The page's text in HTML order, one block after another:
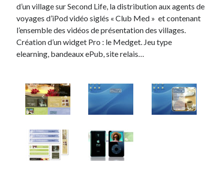
Advertising application
art director blog brand content
branding buzz
chief digital officer CMS
com-operator conférence
e-commerce email entreprise
flash flasheur
d’un village sur Second Life, la distribution aux agents de
voyages d’iPod vidéo siglés « Club Med » et contenant
l’ensemble des vidéos de présentation des villages.
Création d’un widget Pro : le Medget. Jeu type
elearning, bandeaux ePub, site relais…